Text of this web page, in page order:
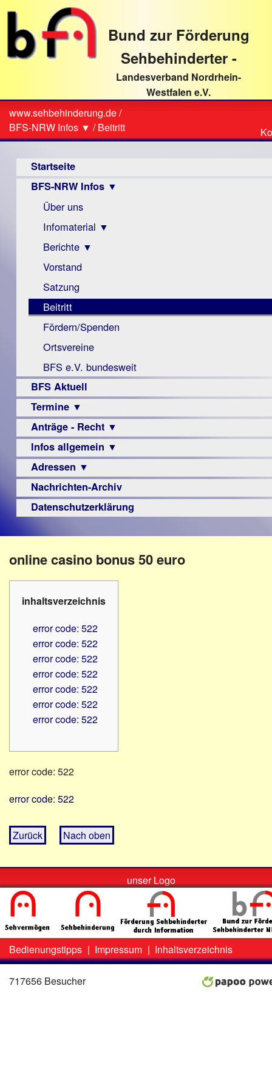
direkt
Textinhalt
Bund zur Förderung
Sehbehinderter -
Landesverband Nordrhein-
Westfalen e.V.
Sie
sind
hier
www.sehbehinderung.de/
BFS-NRW Infos ▼ /Beitritt
Startseite
BFS-NRW Infos ▼
Über uns
Infomaterial ▼
Visus
Zeitschrift
Monokular
Mac
Instagram-
Links
Berichte ▼
Archiv
Berichte
Vorstand
Satzung
Beitritt
Fördern/Spenden
Ortsvereine
BFS e.V. bundesweit
BFS Aktuell
Termine ▼
Veranstaltungsprogramme
Anträge - Recht ▼
Archiv
Urteile
Infos allgemein ▼
Sehbehinderung
Frühförderung
Schule
–
Beruf
Hilfsmittel
-
PC
Adressen ▼
Augenoptiker
Berufsbildungswerke
Hörbüchereien
Reha-
Lehrer
Verbände
Nachrichten-Archiv
Datenschutzerklärung
online casino bonus 50 euro
inhaltsverzeichnis
error code: 522
error code: 522
error code: 522
error code: 522
error code: 522
error code: 522
error code: 522
error code: 522
error code: 522
Zurück Nach oben
unser Logo
Zweit-
Menü
Bedienungstipps | Impressum | Inhaltsverzeichnis
717656 Besucher